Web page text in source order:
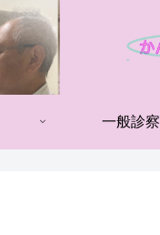
一般診察